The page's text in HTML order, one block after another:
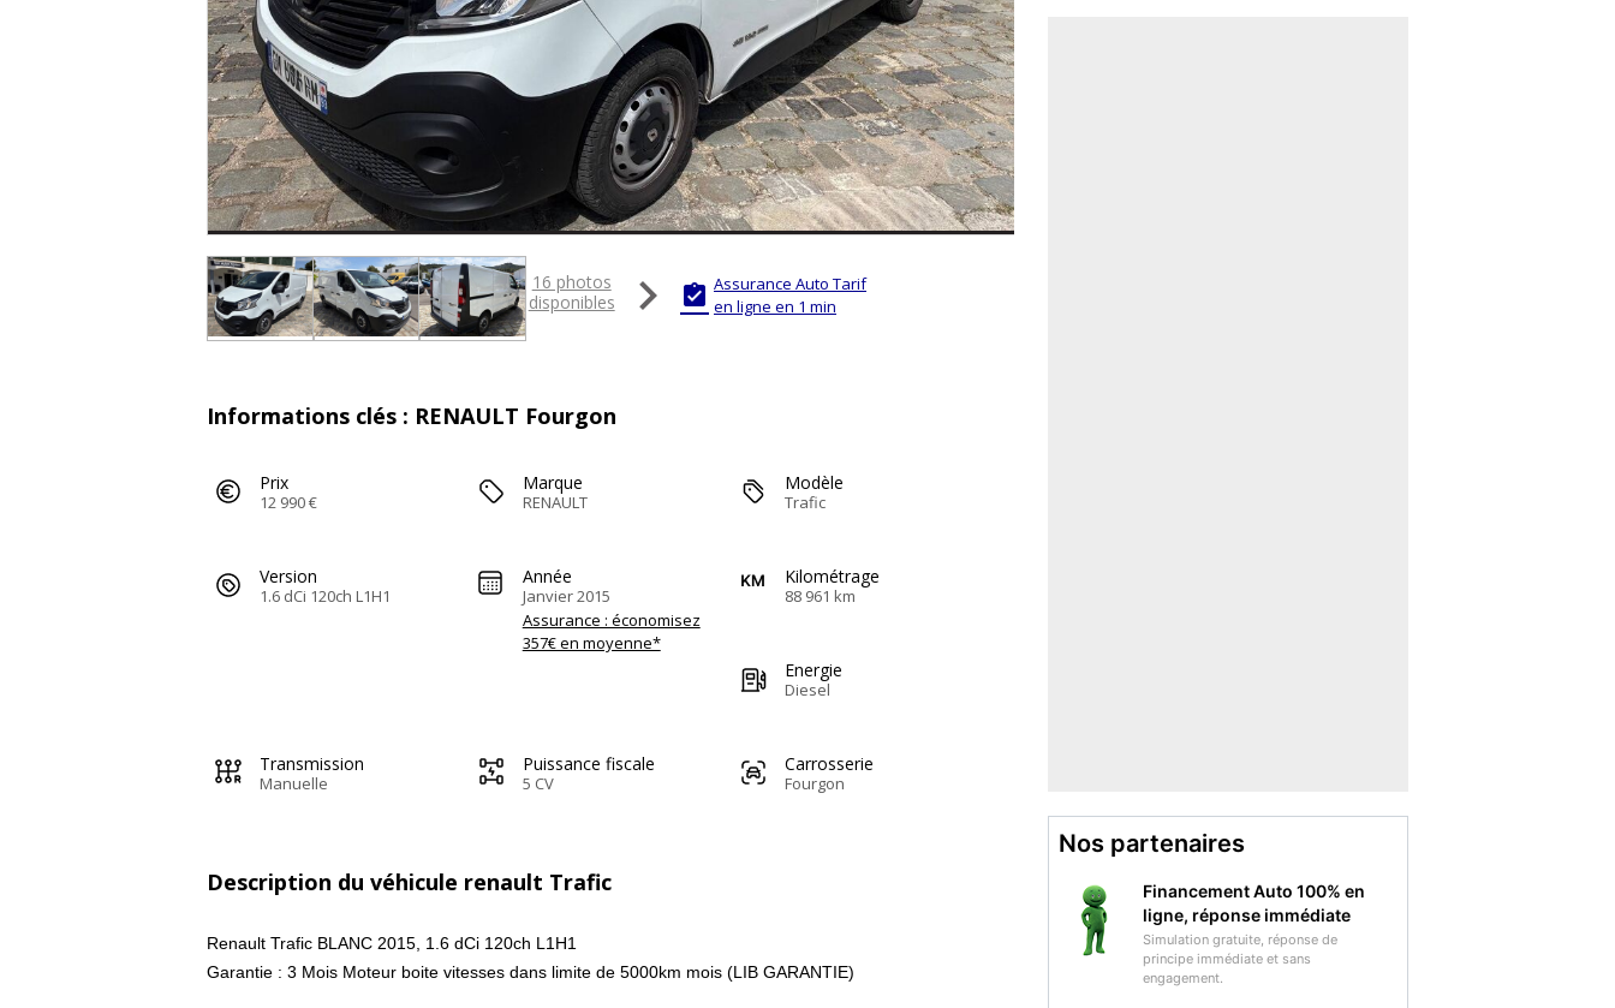
16 photos
disponibles
  Assurance Auto Tarif
en ligne en 1 min
Informations clés : RENAULT Fourgon
Prix
12 990 €
Marque
RENAULT
Modèle
Trafic
Version
1.6 dCi 120ch L1H1
Année
Janvier 2015
Assurance : économisez
357€ en moyenne*
Kilométrage
88 961 km
Energie
Diesel
Transmission
Manuelle
Puissance fiscale
5 CV
Carrosserie
Fourgon
Description du véhicule renault Trafic
Renault Trafic BLANC 2015, 1.6 dCi 120ch L1H1
Garantie : 3 Mois Moteur boite vitesses dans limite de 5000km mois (LIB GARANTIE)
Nos partenaires
Financement Auto 100% en
ligne, réponse immédiate
Simulation gratuite, réponse de
principe immédiate et sans
engagement.